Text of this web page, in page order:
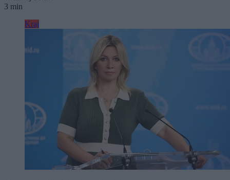
3 min
Kraj